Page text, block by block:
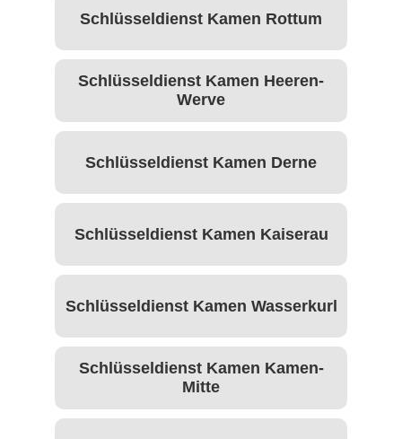
Schlüsseldienst Kamen Rottum
Schlüsseldienst Kamen Heeren-
Werve
Schlüsseldienst Kamen Derne
Schlüsseldienst Kamen Kaiserau
Schlüsseldienst Kamen Wasserkurl
Schlüsseldienst Kamen Kamen-
Mitte